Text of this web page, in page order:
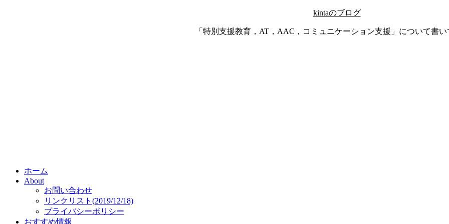
kintaのブログ
「特別支援教育，AT，AAC，コミュニケーション支援」について書
ホーム
About
お問い合わせ
リンクリスト(2019/12/18)
プライバシーポリシー
おすすめ情報